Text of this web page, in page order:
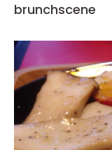
brunchscene